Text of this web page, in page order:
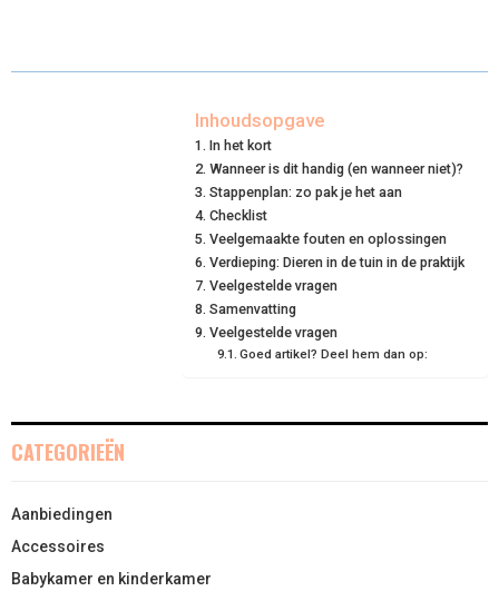
R
W R
E R
O
N
T
R
E
S
T
R
N
K
I
N
R
I
Inhoudsopgave
In het kort
Wanneer is dit handig (en wanneer niet)?
Stappenplan: zo pak je het aan
Checklist
Veelgemaakte fouten en oplossingen
Verdieping: Dieren in de tuin in de praktijk
Veelgestelde vragen
Samenvatting
Veelgestelde vragen
Goed artikel? Deel hem dan op:
CATEGORIEËN
Aanbiedingen
Accessoires
Babykamer en kinderkamer